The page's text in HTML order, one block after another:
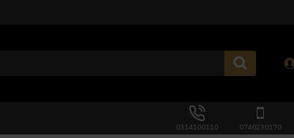
0314100110 0740230170